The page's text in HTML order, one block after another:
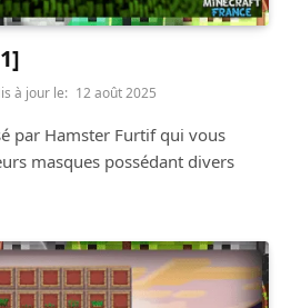
à jour le: 12 août 2025
par Hamster Furtif qui vous
masques possédant divers